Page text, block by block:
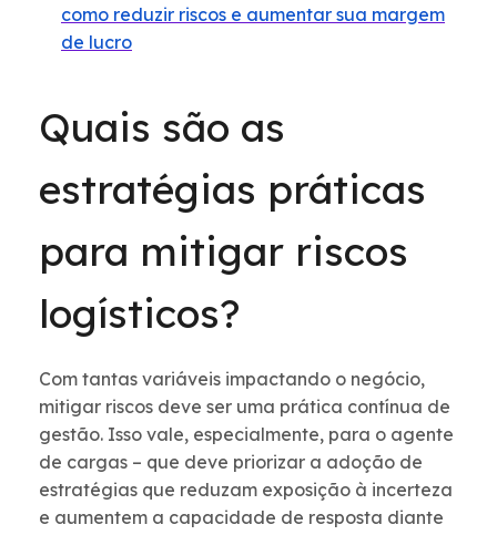
como reduzir riscos e aumentar sua margem
de lucro
Quais são as
estratégias práticas
para mitigar riscos
logísticos?
Com tantas variáveis impactando o negócio,
mitigar riscos deve ser uma prática contínua de
gestão. Isso vale, especialmente, para o agente
de cargas – que deve priorizar a adoção de
estratégias que reduzam exposição à incerteza
e aumentem a capacidade de resposta diante